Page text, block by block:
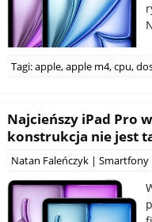
Tagi:apple,apple m4,cpu,
Najcieńszy iPad Pro
konstrukcja nie jest
Natan Faleńczyk | Smartfony